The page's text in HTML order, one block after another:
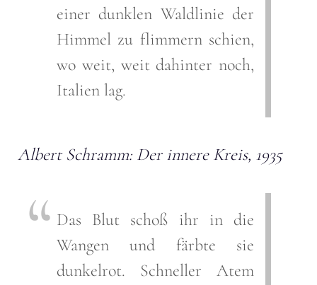
einer dunklen Waldlinie der
Himmel zu flimmern schien,
wo weit, weit dahinter noch,
Italien lag.
Albert Schramm: Der innere Kreis, 1935
Das Blut schoß ihr in die
Wangen und färbte sie
dunkelrot. Schneller Atem